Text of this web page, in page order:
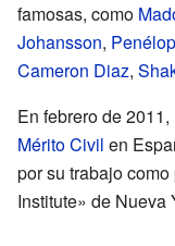
famosas, como
Johansson,
Cameron Diaz,
En febrero de
Mérito Civil en
por su trabajo
Institute» de Nueva